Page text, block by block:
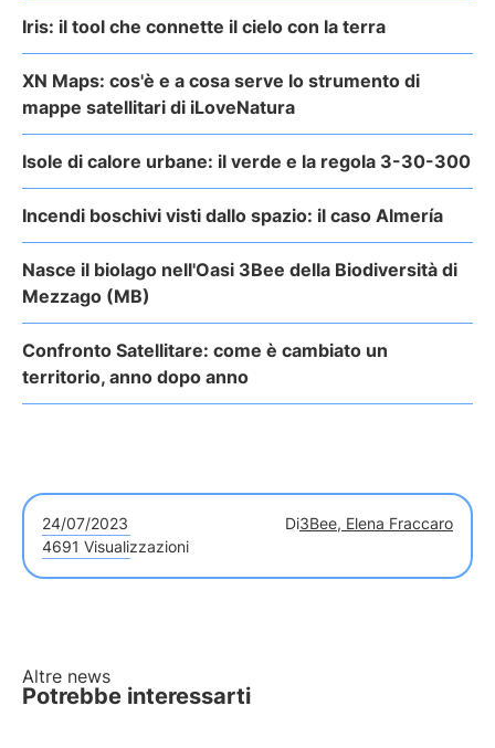
Iris: il tool che connette il cielo con la terra
XN Maps: cos'è e a cosa serve lo strumento di
mappe satellitari di iLoveNatura
Isole di calore urbane: il verde e la regola 3-30-300
Incendi boschivi visti dallo spazio: il caso Almería
Nasce il biolago nell'Oasi 3Bee della Biodiversità di
Mezzago (MB)
Confronto Satellitare: come è cambiato un
territorio, anno dopo anno
24/07/2023 Di3Bee, Elena Fraccaro
4691 Visualizzazioni
Altre news
Potrebbe interessarti